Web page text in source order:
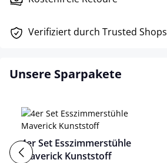
Verifiziert durch Trusted Shops
Unsere Sparpakete
4er Set Esszimmerstühle
Maverick Kunststoff